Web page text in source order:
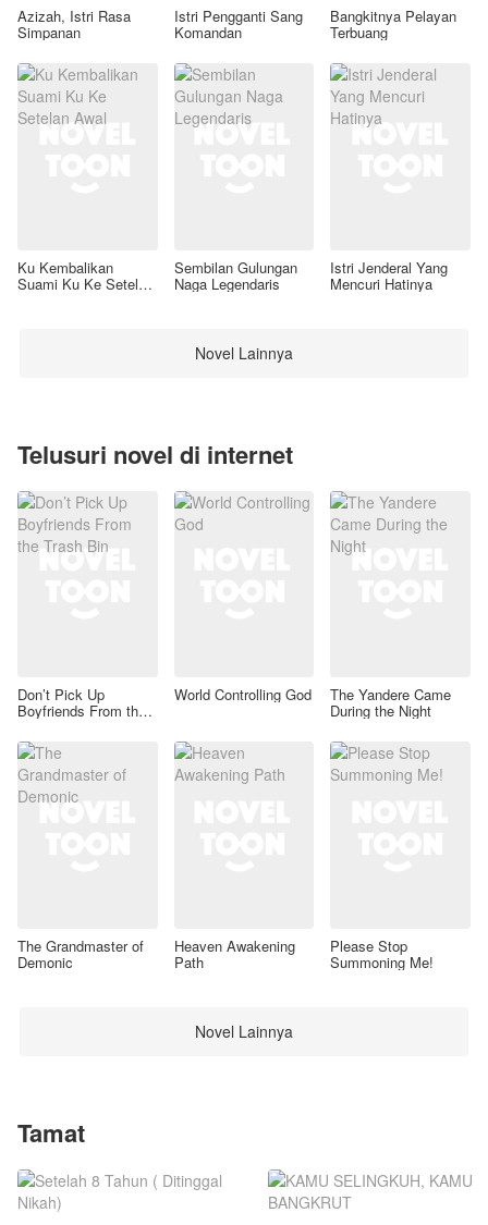
Azizah, Istri Rasa
Simpanan
Istri Pengganti Sang
Komandan
Bangkitnya Pelayan
Terbuang
Ku Kembalikan
Suami Ku Ke Setelan
Sembilan Gulungan
Naga Legendaris
Istri Jenderal Yang
Mencuri Hatinya
Novel Lainnya
Telusuri novel di internet
Don’t Pick Up
Boyfriends From the
World Controlling God The Yandere Came
During the Night
The Grandmaster of
Demonic
Heaven Awakening
Path
Please Stop
Summoning Me!
Novel Lainnya
Tamat